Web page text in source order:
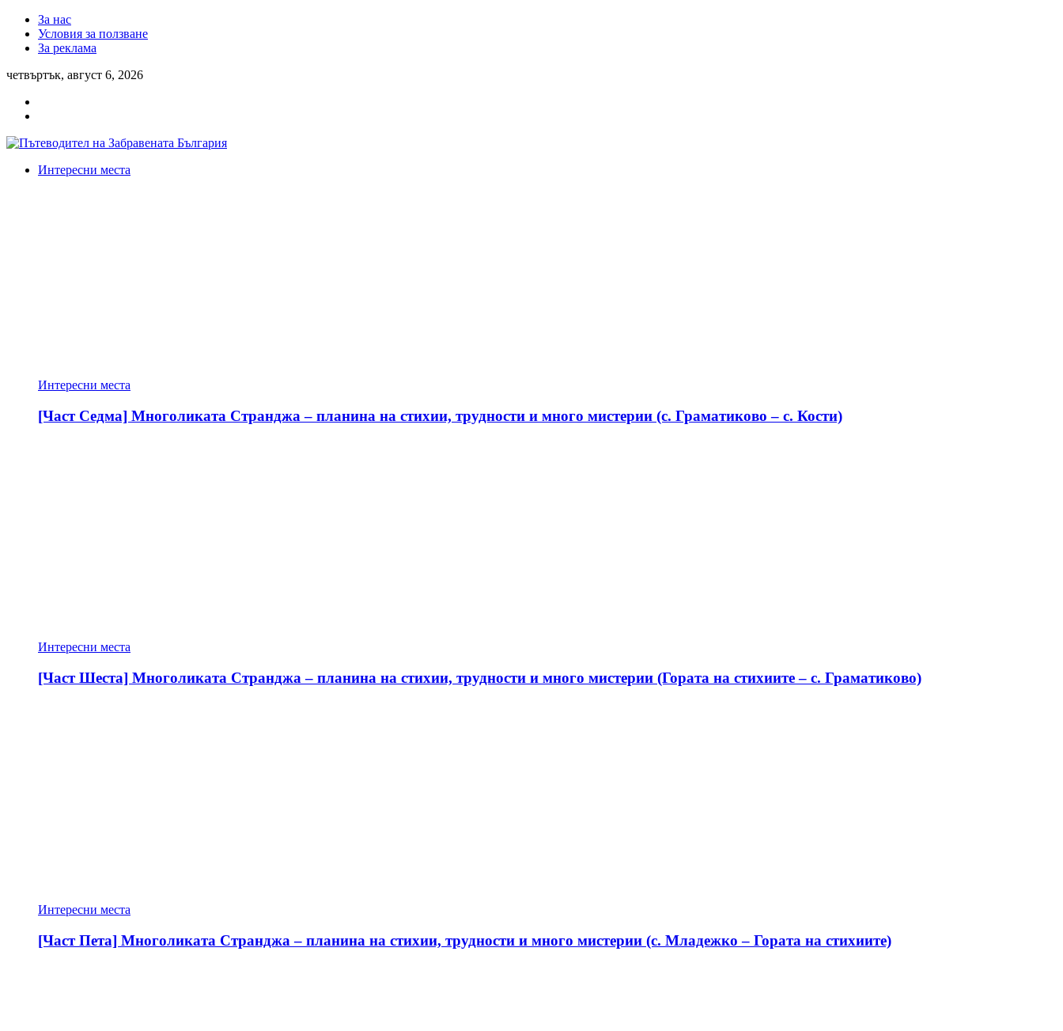
За нас
Условия за ползване
За реклама
четвъртък, август 6, 2026
Интересни места
Интересни места
[Част Седма] Многоликата Странджа – планина на стихии, трудности и много мистерии (с. Граматиково – с. Кости)
Интересни места
[Част Шеста] Многоликата Странджа – планина на стихии, трудности и много мистерии (Гората на стихиите – с. Граматиково)
Интересни места
[Част Пета] Многоликата Странджа – планина на стихии, трудности и много мистерии (с. Младежко – Гората на стихиите)